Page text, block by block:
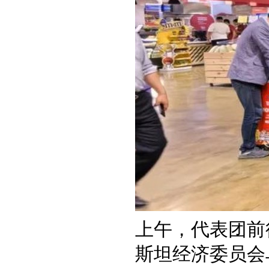
上午，代表团
斯坦经济委员